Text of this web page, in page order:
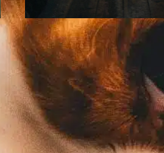
¿Cambian las
perras tras la
esterilización?